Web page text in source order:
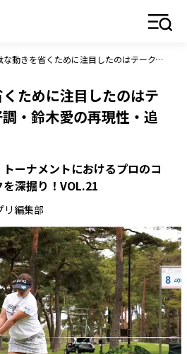
「無駄な動きを省くために注目したのはテークバック」絶好調・鈴木愛の再現性・追求スイング
くために注目したのはテ
・鈴木愛の再現性・追
ーナメントにおけるプロのコ
深掘り！VOL.21
リ編集部